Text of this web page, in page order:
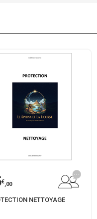
€,00
NETTOYAGE